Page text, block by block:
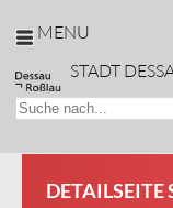
MENU
STADT
DETAILSEITE